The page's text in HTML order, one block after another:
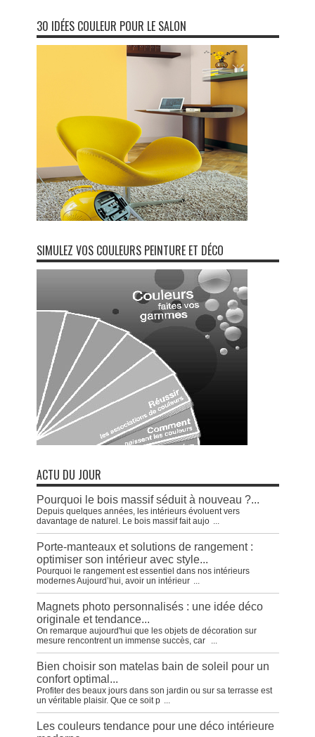
30 IDÉES COULEUR POUR LE SALON
SIMULEZ VOS COULEURS PEINTURE ET DÉCO
ACTU DU JOUR
Pourquoi le bois massif séduit à nouveau ?...
Depuis quelques années, les intérieurs évoluent vers
davantage de naturel. Le bois massif fait aujo
Porte-manteaux et solutions de rangement :
optimiser son intérieur avec style...
Pourquoi le rangement est essentiel dans nos intérieurs
modernes Aujourd’hui, avoir un intérieur
Magnets photo personnalisés : une idée déco
originale et tendance...
On remarque aujourd'hui que les objets de décoration sur
mesure rencontrent un immense succès, car
Bien choisir son matelas bain de soleil pour un
confort optimal...
Profiter des beaux jours dans son jardin ou sur sa terrasse est
un véritable plaisir. Que ce soit p
Les couleurs tendance pour une déco intérieure